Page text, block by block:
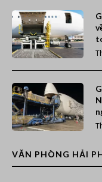
VĂN PHÒNG HẢI